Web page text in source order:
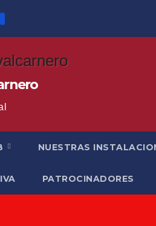
NUESTRAS
PATROCINADORES